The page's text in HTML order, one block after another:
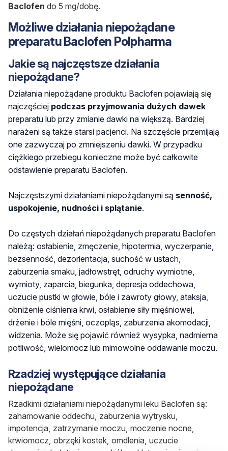
Baclofen do 5 mg/dobę.
Możliwe działania niepożądane
preparatu Baclofen Polpharma
Jakie są najczęstsze działania
niepożądane?
Działania niepożądane produktu Baclofen pojawiają się
najczęściej podczas przyjmowania dużych dawek
preparatu lub przy zmianie dawki na większą. Bardziej
narażeni są także starsi pacjenci. Na szczęście przemijają
one zazwyczaj po zmniejszeniu dawki. W przypadku
ciężkiego przebiegu konieczne może być całkowite
odstawienie preparatu Baclofen.
Najczęstszymi działaniami niepożądanymi są senność,
uspokojenie, nudności i splątanie.
Do częstych działań niepożądanych preparatu Baclofen
należą: osłabienie, zmęczenie, hipotermia, wyczerpanie,
bezsenność, dezorientacja, suchość w ustach,
zaburzenia smaku, jadłowstręt, odruchy wymiotne,
wymioty, zaparcia, biegunka, depresja oddechowa,
uczucie pustki w głowie, bóle i zawroty głowy, ataksja,
obniżenie ciśnienia krwi, osłabienie siły mięśniowej,
drżenie i bóle mięśni, oczopląs, zaburzenia akomodacji,
widzenia. Może się pojawić również wysypka, nadmierna
potliwość, wielomocz lub mimowolne oddawanie moczu.
Rzadziej występujące działania
niepożądane
Rzadkimi działaniami niepożądanymi leku Baclofen są:
zahamowanie oddechu, zaburzenia wytrysku,
impotencja, zatrzymanie moczu, moczenie nocne,
krwiomocz, obrzęki kostek, omdlenia, uczucie